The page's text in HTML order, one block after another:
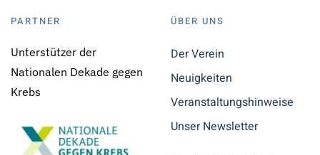
PARTNER
Unterstützer der
Nationalen Dekade gegen
Krebs
ÜBER UNS
Der Verein
Neuigkeiten
Veranstaltungshinweise
Unser Newsletter